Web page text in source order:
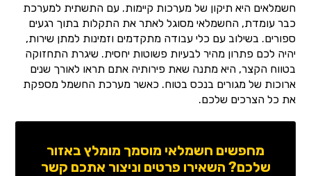
חשמלאים היא תיקון של מערכות קיימות. עם התשתית למערכת
כבר עומדת, החשמלאי מסוגל לאתר את התקלות בתוך רגעים
ספורים. בשילוב עם כלי עבודה מתקדמים וזמינות למתן שירות,
יהיה לכם פתרון מהיר לבעיות פשוטות יחסית. שיגרת התחזוקה
בטווח הקצר, היא מתנה שאת פירותיה אתם תראו לאורך שנים
ארוכות של מגורים בנכס בטוח. כאשר מערכת החשמל מספקת
את כל הצרכים שלכם.
מחפשים חשמלאי מוסמך מומלץ באזור
שלכם? השאירו פרטים וניצור אתכם קשר